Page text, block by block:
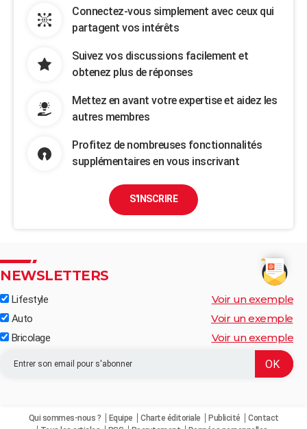
Connectez-vous simplement avec ceux qui
partagent vos intérêts
Suivez vos discussions facilement et
obtenez plus de réponses
Mettez en avant votre expertise et aidez les
autres membres
Profitez de nombreuses fonctionnalités
supplémentaires en vous inscrivant
S'INSCRIRE
NEWSLETTERS
Lifestyle Voir un exemple
Auto Voir un exemple
Bricolage Voir un exemple
Qui sommes-nous ? Equipe Charte éditoriale Publicité
Contact